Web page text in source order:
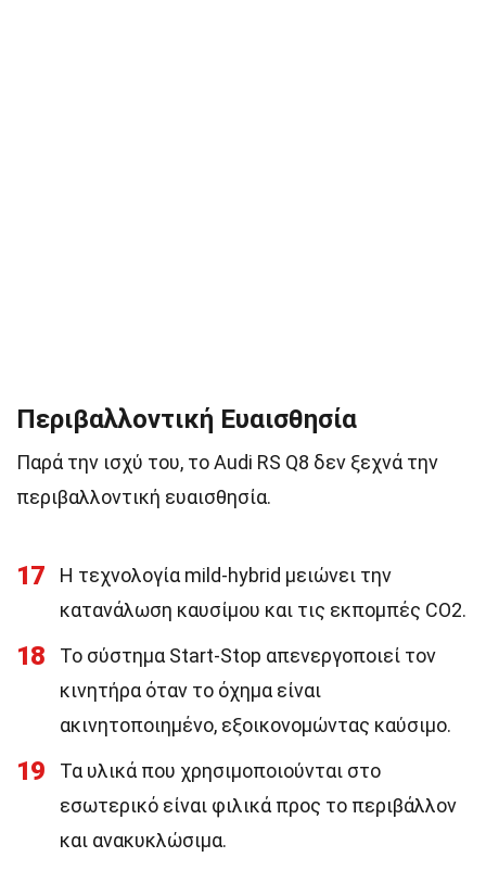
Περιβαλλοντική Ευαισθησία
Παρά την ισχύ του, το Audi RS Q8 δεν ξεχνά την
περιβαλλοντική ευαισθησία.
17
Η τεχνολογία mild-hybrid μειώνει την
κατανάλωση καυσίμου και τις εκπομπές CO2.
18
Το σύστημα Start-Stop απενεργοποιεί τον
κινητήρα όταν το όχημα είναι
ακινητοποιημένο, εξοικονομώντας καύσιμο.
19
Τα υλικά που χρησιμοποιούνται στο
εσωτερικό είναι φιλικά προς το περιβάλλον
και ανακυκλώσιμα.